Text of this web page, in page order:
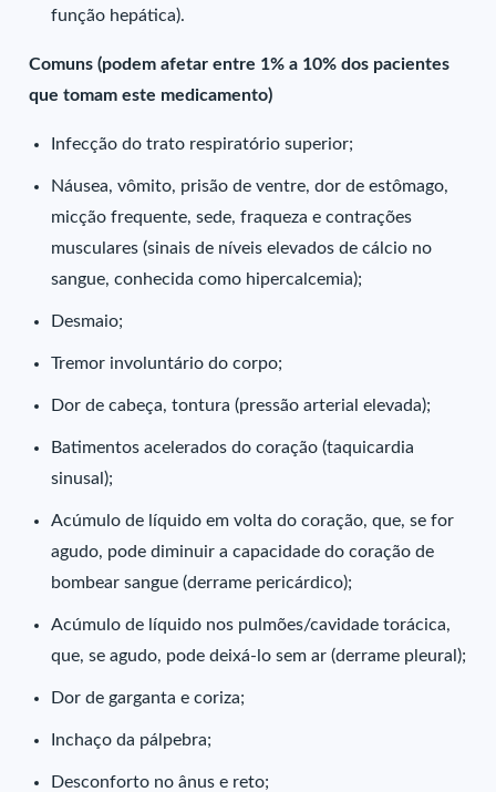
função hepática).
Comuns (podem afetar entre 1% a 10% dos pacientes
que tomam este medicamento)
Infecção do trato respiratório superior;
Náusea, vômito, prisão de ventre, dor de estômago,
micção frequente, sede, fraqueza e contrações
musculares (sinais de níveis elevados de cálcio no
sangue, conhecida como hipercalcemia);
Desmaio;
Tremor involuntário do corpo;
Dor de cabeça, tontura (pressão arterial elevada);
Batimentos acelerados do coração (taquicardia
sinusal);
Acúmulo de líquido em volta do coração, que, se for
agudo, pode diminuir a capacidade do coração de
bombear sangue (derrame pericárdico);
Acúmulo de líquido nos pulmões/cavidade torácica,
que, se agudo, pode deixá-lo sem ar (derrame pleural);
Dor de garganta e coriza;
Inchaço da pálpebra;
Desconforto no ânus e reto;